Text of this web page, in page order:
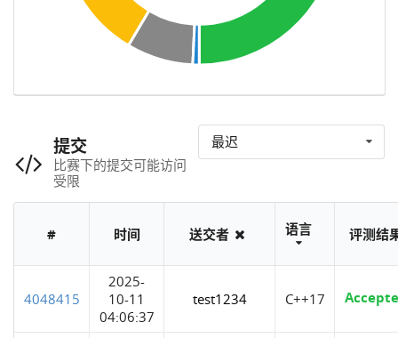
最迟
提交
比赛下的提交可能访问
受限
# 时间 送交者 语言 评测结
4048415
2025-
10-11
04:06:37
test1234 C++17